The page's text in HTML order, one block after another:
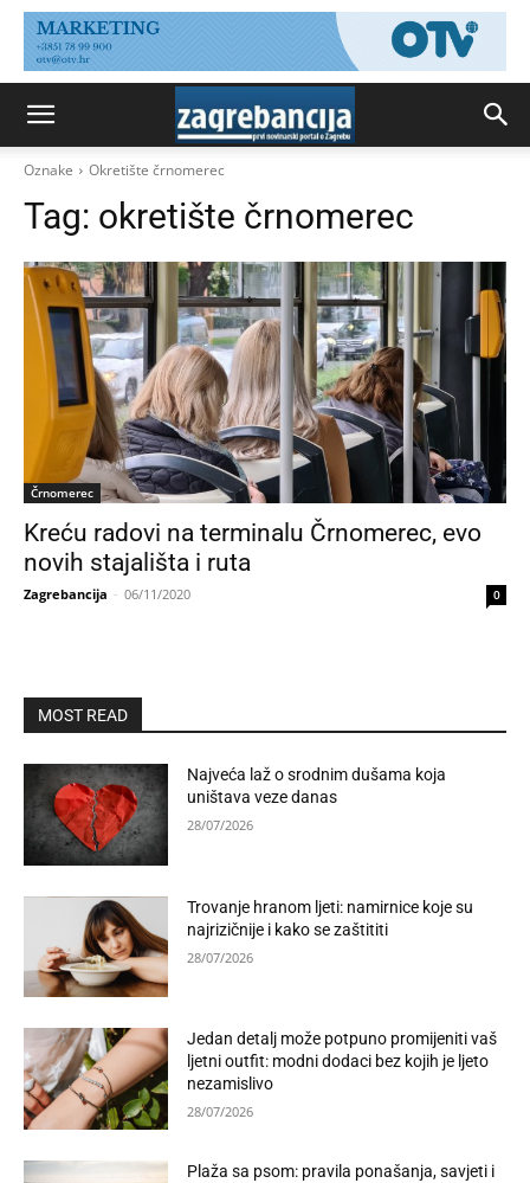
Oznake Okretište črnomerec
Tag: okretište črnomerec
Črnomerec
Kreću radovi na terminalu Črnomerec, evo
novih stajališta i ruta
Zagrebancija - 06/11/2020 0
MOST READ
Najveća laž o srodnim dušama koja
uništava veze danas
28/07/2026
Trovanje hranom ljeti: namirnice koje su
najrizičnije i kako se zaštititi
28/07/2026
Jedan detalj može potpuno promijeniti vaš
ljetni outfit: modni dodaci bez kojih je ljeto
nezamislivo
28/07/2026
Plaža sa psom: pravila ponašanja, savjeti i